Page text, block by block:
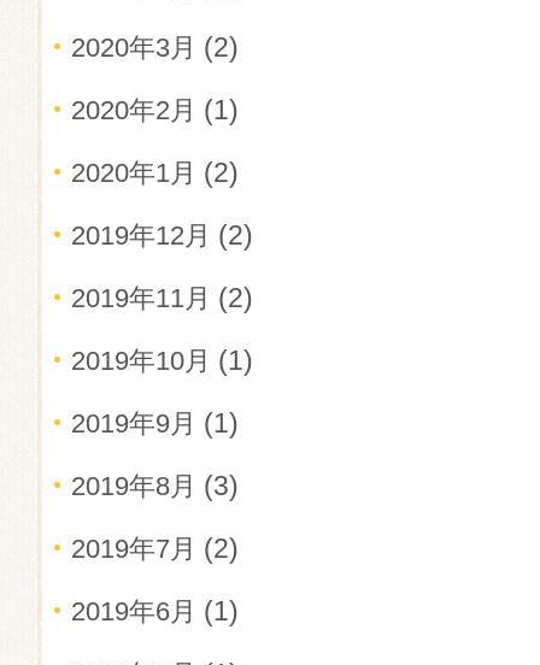
2020年3月 (2)
2020年2月 (1)
2020年1月 (2)
2019年12月 (2)
2019年11月 (2)
2019年10月 (1)
2019年9月 (1)
2019年8月 (3)
2019年7月 (2)
2019年6月 (1)